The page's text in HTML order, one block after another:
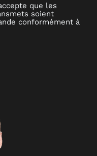
que les
soient
conformément à